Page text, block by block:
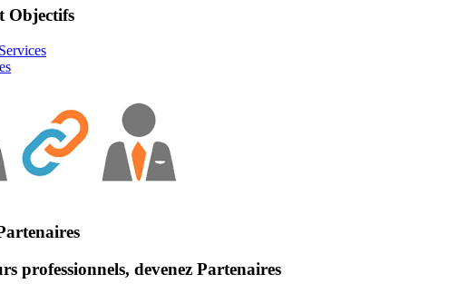
Objectifs
Services
professionnels, devenez Partenaires